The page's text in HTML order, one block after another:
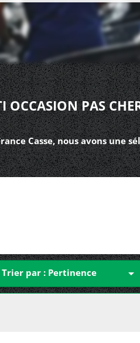
OCCASION PAS
Casse, nous avons une
Trier par : Pertinence 